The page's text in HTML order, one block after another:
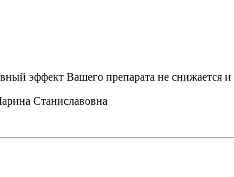
эффект Вашего препарата не снижается
Станиславовна